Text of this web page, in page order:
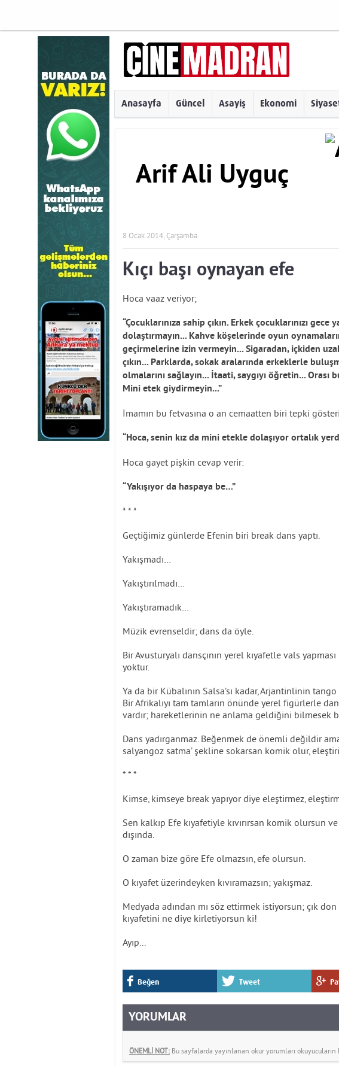
Anasayfa Güncel Asayiş Ekonomi
Arif Ali Uyguç
8 Ocak 2014, Çarşamba
Kıçı başı oynayan efe
Hoca vaaz veriyor;
“Çocuklarınıza sahip çıkın. Erkek çocuklarınızı
dolaştırmayın... Kahve köşelerinde oyun
geçirmelerine izin vermeyin... Sigaradan, içkiden
çıkın... Parklarda, sokak aralarında erkeklerle
olmalarını sağlayın... İtaati, saygıyı öğretin... Orası
Mini etek giydirmeyin...”
İmamın bu fetvasına o an cemaatten biri tepki
“Hoca, senin kız da mini etekle dolaşıyor ortalık
Hoca gayet pişkin cevap verir:
“Yakışıyor da haspaya be…”
* * *
Geçtiğimiz günlerde Efenin biri break dans yaptı.
Yakışmadı…
Yakıştırılmadı…
Yakıştıramadık…
Müzik evrenseldir; dans da öyle.
Bir Avusturyalı dansçının yerel kıyafetle vals
yoktur.
Ya da bir Kübalının Salsa’sı kadar, Arjantinlinin
Bir Afrikalıyı tam tamların önünde yerel figürlerle
vardır; hareketlerinin ne anlama geldiğini bilmesek
Dans yadırganmaz. Beğenmek de önemli değildir
salyangoz satma’ şekline sokarsan komik olur,
* * *
Kimse, kimseye break yapıyor diye eleştirmez,
Sen kalkıp Efe kıyafetiyle kıvırırsan komik olursun
dışında.
O zaman bize göre Efe olmazsın, efe olursun.
O kıyafet üzerindeyken kıvıramazsın; yakışmaz.
Medyada adından mı söz ettirmek istiyorsun; çık
kıyafetini ne diye kirletiyorsun ki!
Ayıp...
Beğen Tweet
YORUMLAR
ÖNEMLİ NOT: Bu sayfalarda yayınlanan okur yorumları